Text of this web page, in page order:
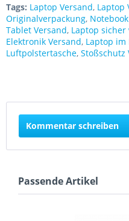
Tags: Laptop Versand, Laptop
Originalverpackung,
Tablet Versand, Laptop sicher
Elektronik Versand, Laptop im
Luftpolstertasche, Stoßschutz
Kommentar schreiben
Passende Artikel